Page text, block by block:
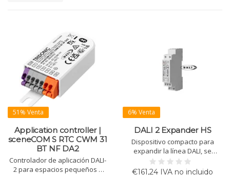
51% Venta
Application controller |
sceneCOM S RTC CWM 31
BT NF DA2
Controlador de aplicación DALI-
2 para espacios pequeños y
6% Venta
DALI 2 Expander HS
Dispositivo compacto para
expandir la línea DALI, se
conecta al circuito DALI, actúa
como balasto DALI con dirección
€161,24 IVA no incluido